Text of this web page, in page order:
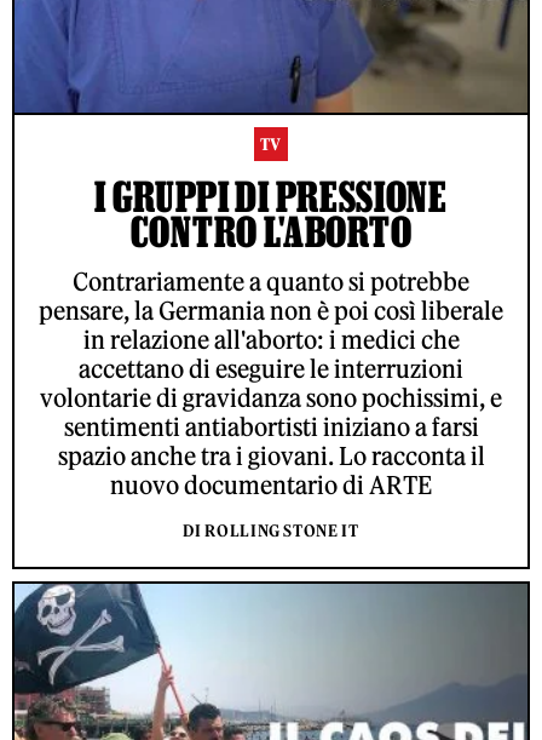
TV
I GRUPPI DI PRESSIONE
CONTRO L'ABORTO
Contrariamente a quanto si potrebbe
pensare, la Germania non è poi così liberale
in relazione all'aborto: i medici che
accettano di eseguire le interruzioni
volontarie di gravidanza sono pochissimi, e
sentimenti antiabortisti iniziano a farsi
spazio anche tra i giovani. Lo racconta il
nuovo documentario di ARTE
DI ROLLING STONE IT